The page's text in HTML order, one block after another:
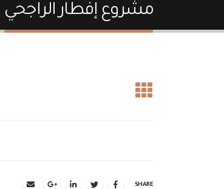
مشروع إفطار الراجحي
SHARE